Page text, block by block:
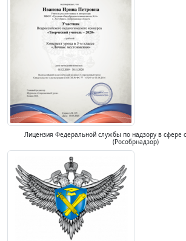
Лицензия Федеральной службы по надзору в сфере
(Рособрнадзор)